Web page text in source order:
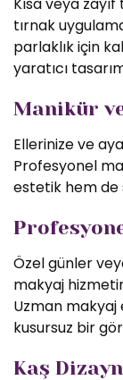
tırnak
parlaklık için
yaratıcı
Manikür
Ellerinize ve
Profesyonel
estetik hem de
Özel günler
makyaj
Uzman makyaj
kusursuz bir
Kaş